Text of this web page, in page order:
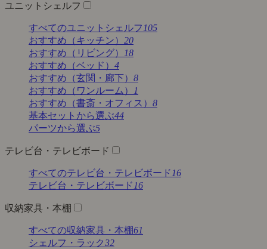
ユニットシェルフ
すべてのユニットシェルフ 105
おすすめ（キッチン） 20
おすすめ（リビング）
18
おすすめ（ベッド） 4
おすすめ（玄関・廊下） 8
おすすめ（ワンルーム）
1
おすすめ（書斎・オフィス） 8
基本セットから選ぶ44
パーツから選ぶ5
テレビ台・テレビボード
すべてのテレビ台・テレビボード 16
テレビ台・テレビボード 16
収納家具・本棚
すべての収納家具・本棚61
シェルフ・ラック32